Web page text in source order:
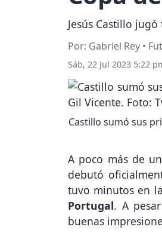
Jesús Castillo
Por: Gabriel Rey •
Sáb, 22 Jul 2023 5:22
Castillo sumó sus
A poco más de
debutó
tuvo minutos en
Portugal. A
buenas